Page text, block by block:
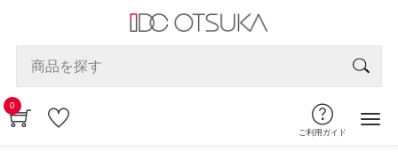
0
ご利用ガイド